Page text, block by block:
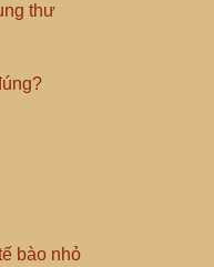
thư
bào nhỏ